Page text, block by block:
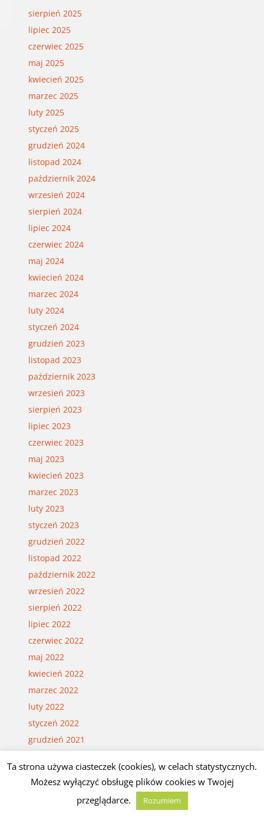
sierpień 2025
lipiec 2025
czerwiec 2025
maj 2025
kwiecień 2025
marzec 2025
luty 2025
styczeń 2025
grudzień 2024
listopad 2024
październik 2024
wrzesień 2024
sierpień 2024
lipiec 2024
czerwiec 2024
maj 2024
kwiecień 2024
marzec 2024
luty 2024
styczeń 2024
grudzień 2023
listopad 2023
październik 2023
wrzesień 2023
sierpień 2023
lipiec 2023
czerwiec 2023
maj 2023
kwiecień 2023
marzec 2023
luty 2023
styczeń 2023
grudzień 2022
listopad 2022
październik 2022
wrzesień 2022
sierpień 2022
lipiec 2022
czerwiec 2022
maj 2022
kwiecień 2022
marzec 2022
luty 2022
styczeń 2022
grudzień 2021
październik 2021
wrzesień 2021
sierpień 2021
Ta strona używa ciasteczek (cookies), w celach statystycznych.
Możesz wyłączyć obsługę plików cookies w Twojej
przeglądarce.
Rozumiem